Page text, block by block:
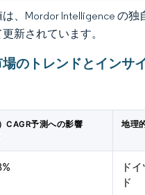
、Mordor Intelligence の
新されています。
のトレンドとインサ
）CAGR予測への影響
地理
ド
ド